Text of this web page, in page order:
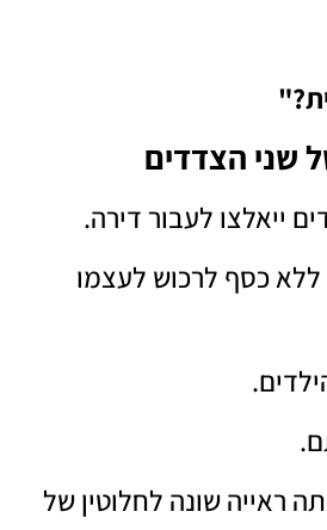
שני הצדדים
ייאלצו לעבור דירה.
ללא כסף לרכוש לעצמו
ראייה שונה לחלוטין של